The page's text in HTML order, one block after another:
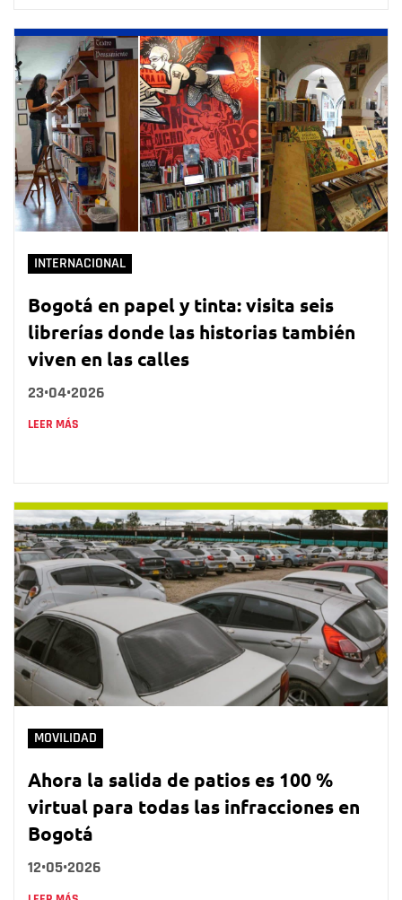
INTERNACIONAL
Bogotá en papel y tinta: visita seis
librerías donde las historias también
viven en las calles
23•04•2026
LEER MÁS
MOVILIDAD
Ahora la salida de patios es 100 %
virtual para todas las infracciones en
Bogotá
12•05•2026